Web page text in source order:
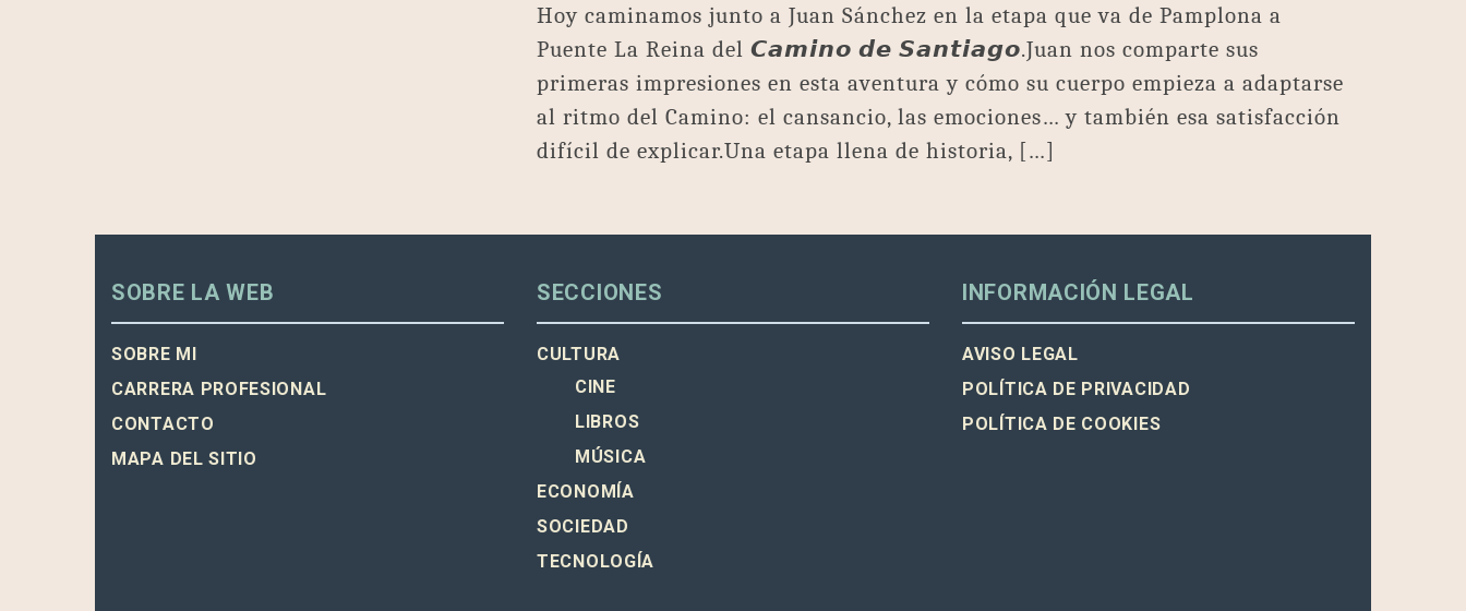
Hoy caminamos junto a Juan Sánchez en la etapa que va de Pamplona a
Puente La Reina del 𝘾𝙖𝙢𝙞𝙣𝙤 𝙙𝙚 𝙎𝙖𝙣𝙩𝙞𝙖𝙜𝙤.Juan nos comparte sus
primeras impresiones en esta aventura y cómo su cuerpo empieza a adaptarse
al ritmo del Camino: el cansancio, las emociones… y también esa satisfacción
difícil de explicar.Una etapa llena de historia, […]
SOBRE LA WEB
SOBRE MI
CARRERA PROFESIONAL
CONTACTO
MAPA DEL SITIO
SECCIONES
CULTURA
CINE
LIBROS
MÚSICA
ECONOMÍA
SOCIEDAD
TECNOLOGÍA
INFORMACIÓN LEGAL
AVISO LEGAL
POLÍTICA DE PRIVACIDAD
POLÍTICA DE COOKIES